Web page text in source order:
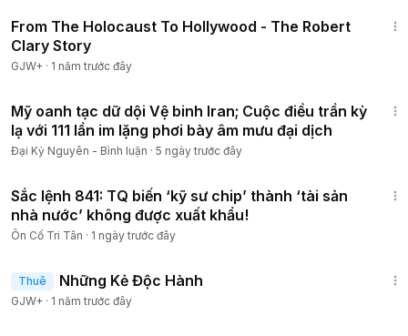
From The Holocaust To Hollywood - The Robert
Clary Story
GJW+ · 1 năm trước đây
Mỹ oanh tạc dữ dội Vệ binh Iran; Cuộc điều trần kỳ
lạ với 111 lần im lặng phơi bày âm mưu đại dịch
Đại Kỷ Nguyên - Bình luận · 5 ngày trước đây
Sắc lệnh 841: TQ biến ‘kỹ sư chip’ thành ‘tài sản
nhà nước’ không được xuất khẩu!
Ôn Cố Tri Tân · 1 ngày trước đây
Thuê Những Kẻ Độc Hành
GJW+ · 1 năm trước đây